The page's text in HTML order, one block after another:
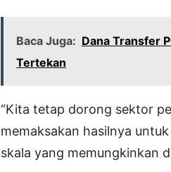
Baca Juga: Dana Transfer
Tertekan
“Kita tetap dorong sektor
memaksakan hasilnya
skala yang memungkinkan